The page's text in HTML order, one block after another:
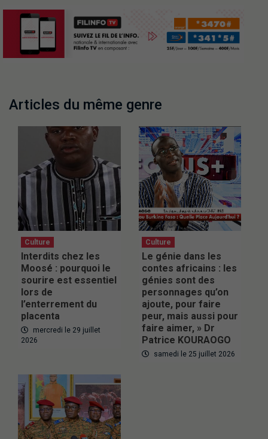
Articles du même genre
Culture
Interdits chez les
Moosé : pourquoi le
sourire est essentiel
lors de
l’enterrement du
placenta
mercredi le 29 juillet
2026
Culture
Le génie dans les
contes africains : les
génies sont des
personnages qu’on
ajoute, pour faire
peur, mais aussi pour
faire aimer, » Dr
Patrice KOURAOGO
samedi le 25 juillet 2026